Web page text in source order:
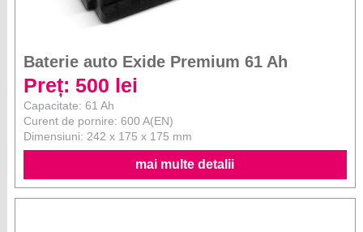
Baterie auto Exide Premium 61 Ah
Preț: 500 lei
Capacitate: 61 Ah
Curent de pornire: 600 A(EN)
Dimensiuni: 242 x 175 x 175 mm
mai multe detalii